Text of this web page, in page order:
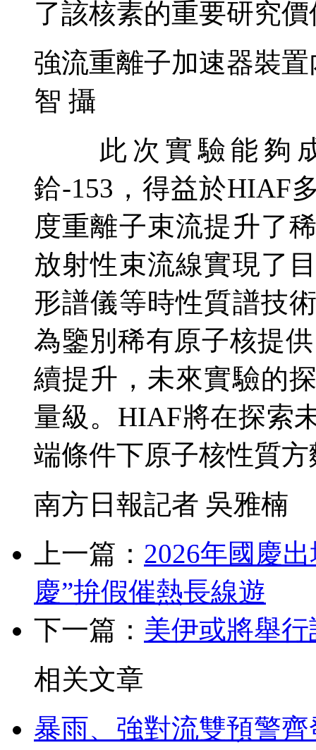
了該核素的重要研究
強流重離子加速器裝
智 攝
此次實驗能夠成
鉿-153，得益於HIAF
度重離子束流提升了
放射性束流線實現了
形譜儀等時性質譜技
為鑒別稀有原子核提
續提升，未來實驗的
量級。HIAF將在探索
端條件下原子核性質
南方日報記者 吳雅楠
上一篇： 2026年國慶
慶”拚假催熱長線遊
下一篇： 美伊或將舉
相关文章
暴雨、強對流雙預警